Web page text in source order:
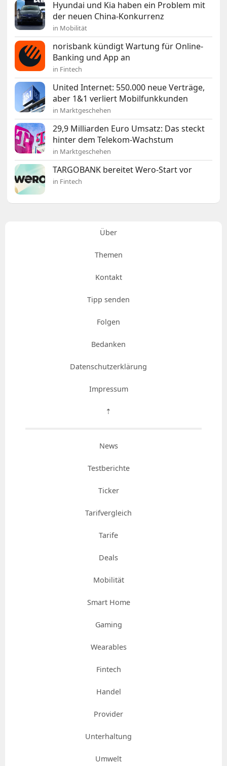
Hyundai und Kia haben ein Problem mit
der neuen China-Konkurrenz
in Mobilität
norisbank kündigt Wartung für Online-
Banking und App an
in Fintech
United Internet: 550.000 neue Verträge,
aber 1&1 verliert Mobilfunkkunden
in Marktgeschehen
29,9 Milliarden Euro Umsatz: Das steckt
hinter dem Telekom-Wachstum
in Marktgeschehen
TARGOBANK bereitet Wero-Start vor
in Fintech
Über
Themen
Kontakt
Tipp senden
Folgen
Bedanken
Datenschutzerklärung
Impressum
⇡
News
Testberichte
Ticker
Tarifvergleich
Tarife
Deals
Mobilität
Smart Home
Gaming
Wearables
Fintech
Handel
Provider
Unterhaltung
Umwelt